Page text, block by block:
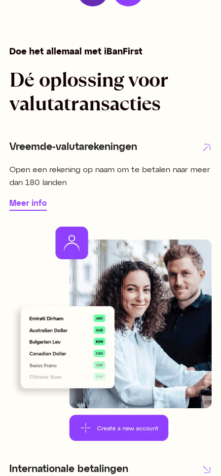
Doe het allemaal met iBanFirst
Dé oplossing voor
valutatransacties
Vreemde-valutarekeningen
Open een rekening op naam om te betalen naar meer
dan 180 landen
Meer info
Internationale betalingen